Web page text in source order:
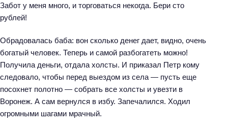
Забот у меня много, и торговаться некогда. Бери сто
рублей!
Обрадовалась баба: вон сколько денег дает, видно, очень
богатый человек. Теперь и самой разбогатеть можно!
Получила деньги, отдала холсты. И приказал Петр кому
следовало, чтобы перед выездом из села — пусть еще
посохнет полотно — собрать все холсты и увезти в
Воронеж. А сам вернулся в избу. Запечалился. Ходил
огромными шагами мрачный.